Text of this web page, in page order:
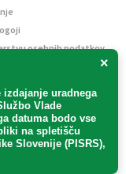
×
izdajanje uradnega
Vlade
datuma bodo vse
na spletišču
Slovenije (PISRS),
osebnih podatkov